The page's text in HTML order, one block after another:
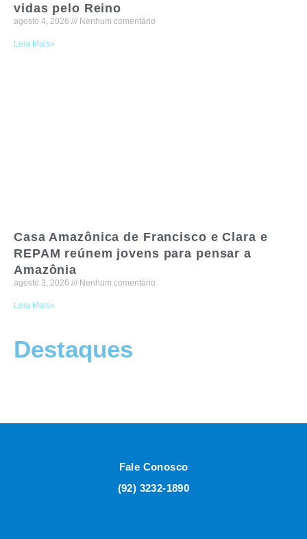
vidas pelo Reino
agosto 4, 2026 Nenhum comentário
Leia Mais»
Casa Amazônica de Francisco e Clara e
REPAM reúnem jovens para pensar a
Amazônia
agosto 3, 2026 Nenhum comentário
Leia Mais»
Destaques
Fale Conosco
(92) 3232-1890